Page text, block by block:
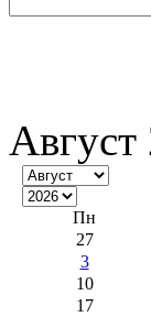
Август
Пн
27
3
10
17